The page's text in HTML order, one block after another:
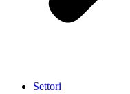
Settori